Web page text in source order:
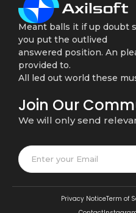
Meant balls it if up doubt
you put the outlived
answered position. An
provided to.
All led out world these
Join Our
We will only send
Privacy NoticeTerm of